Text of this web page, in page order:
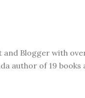
and Blogger with
author of 19 books